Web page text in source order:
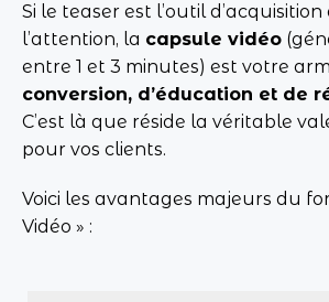
Si le teaser est l’outil
l’attention, la capsule vidéo
entre 1 et 3 minutes) est votre
conversion, d’éducation et de
C’est là que réside la véritable
pour vos clients.
Voici les avantages majeurs du
Vidéo » :